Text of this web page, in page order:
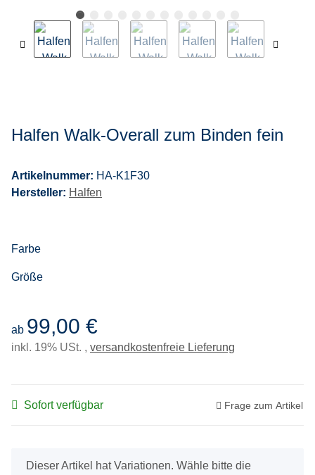
Halfen Walk-Overall zum Binden fein
Artikelnummer: HA-K1F30
Hersteller: Halfen
Farbe
Größe
ab 99,00 €
inkl. 19% USt. , versandkostenfreie Lieferung
Sofort verfügbar Frage zum Artikel
xDieser Artikel hat Variationen. Wähle bitte die